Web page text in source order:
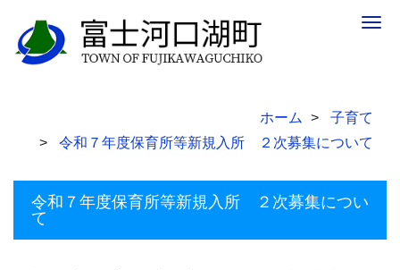
ホーム
子育て
令和７年度保育所等新規入所 ２次募集について
令和７年度保育所等新規入所 ２次募集につい
て